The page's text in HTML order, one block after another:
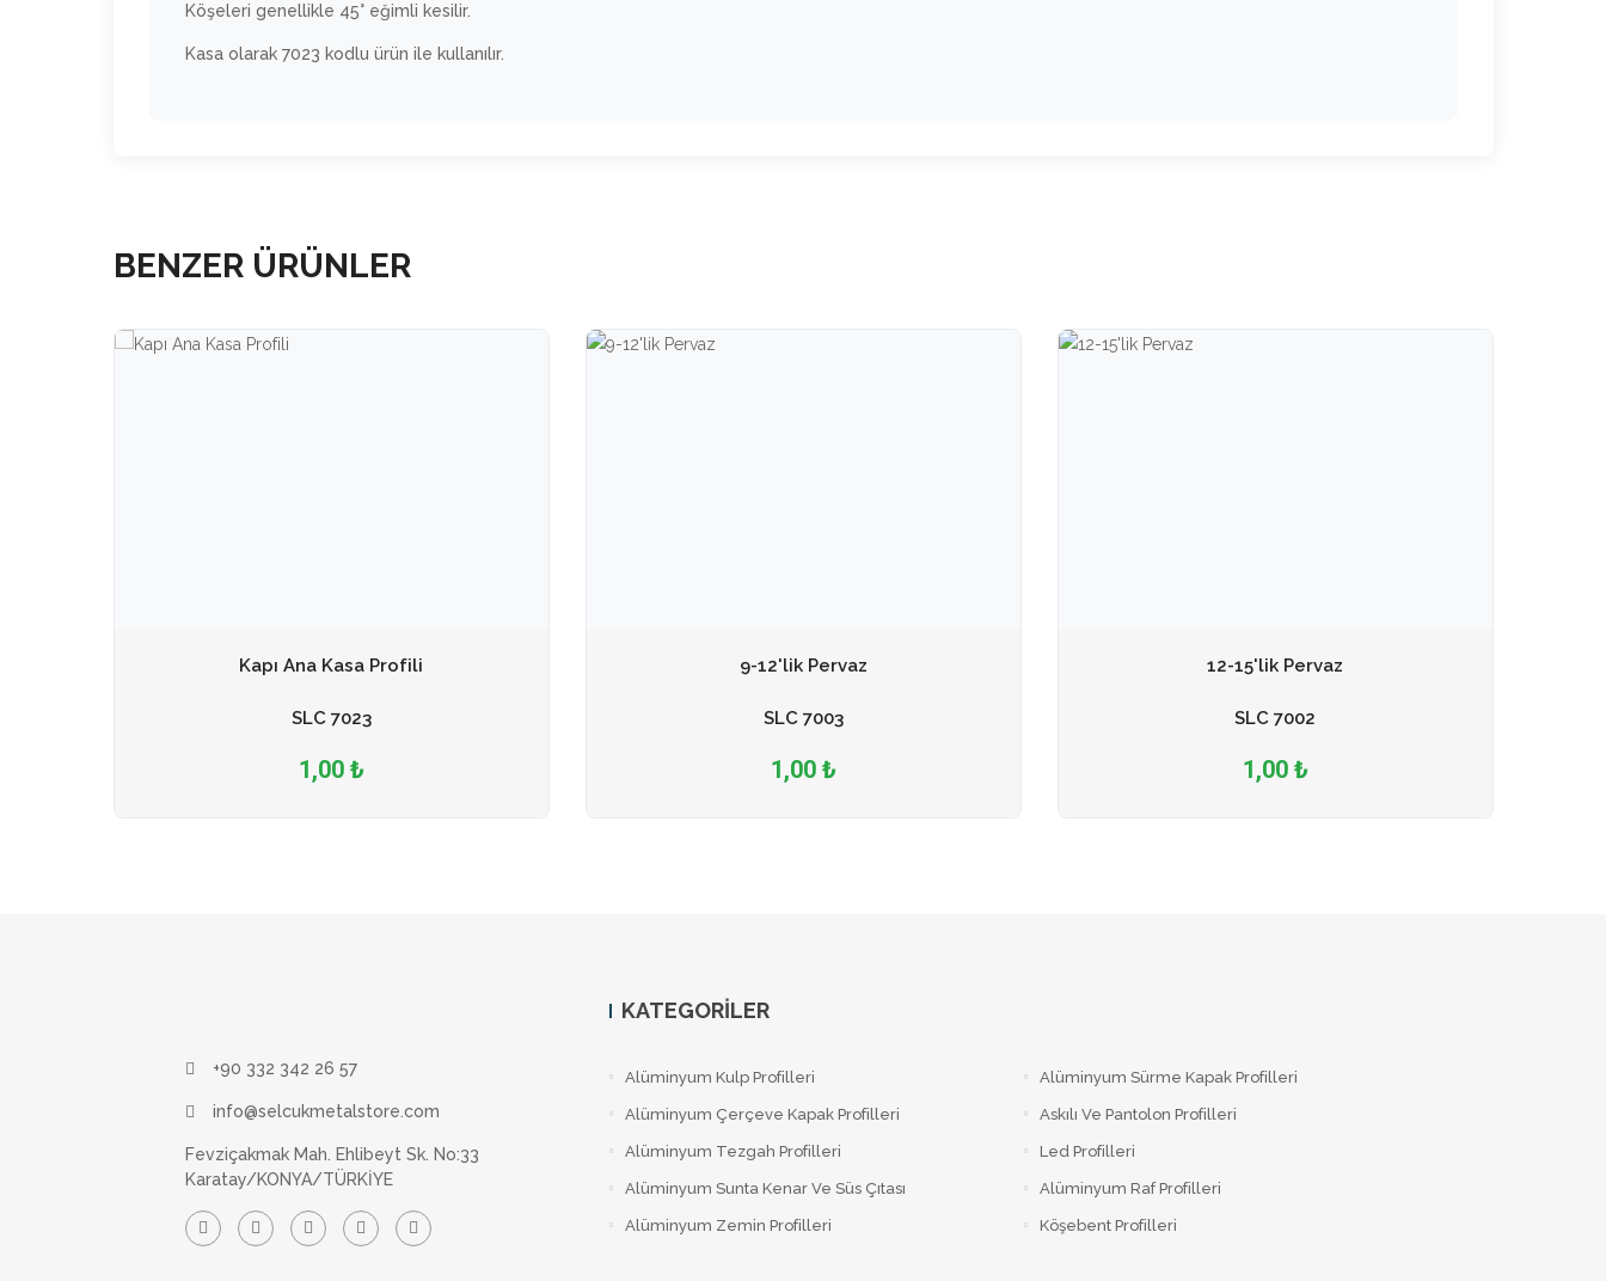
Köşeleri genellikle 45° eğimli kesilir.
Kasa olarak 7023 kodlu ürün ile kullanılır.
BENZER ÜRÜNLER
Kapı Ana Kasa Profili
SLC 7023
1,00 ₺
9-12'lik Pervaz
SLC 7003
1,00 ₺
12-15'lik Pervaz
SLC 7002
1,00 ₺
+90 332 342 26 57
info@selcukmetalstore.com
Fevziçakmak Mah. Ehlibeyt Sk. No:33
Karatay/KONYA/TÜRKİYE
KATEGORILER
Alüminyum Kulp Profilleri
Alüminyum Çerçeve Kаpаk Profilleri
Alüminyum Tezgah Profilleri
Alüminyum Sunta Kenar Ve Süs Çıtası
Alüminyum Zemin Profilleri
Alüminyum Sürme Kapak Profilleri
Askılı Ve Pantolon Profilleri
Led Profilleri
Alüminyum Raf Profilleri
Köşebent Profilleri